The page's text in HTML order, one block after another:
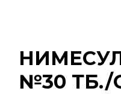
№30